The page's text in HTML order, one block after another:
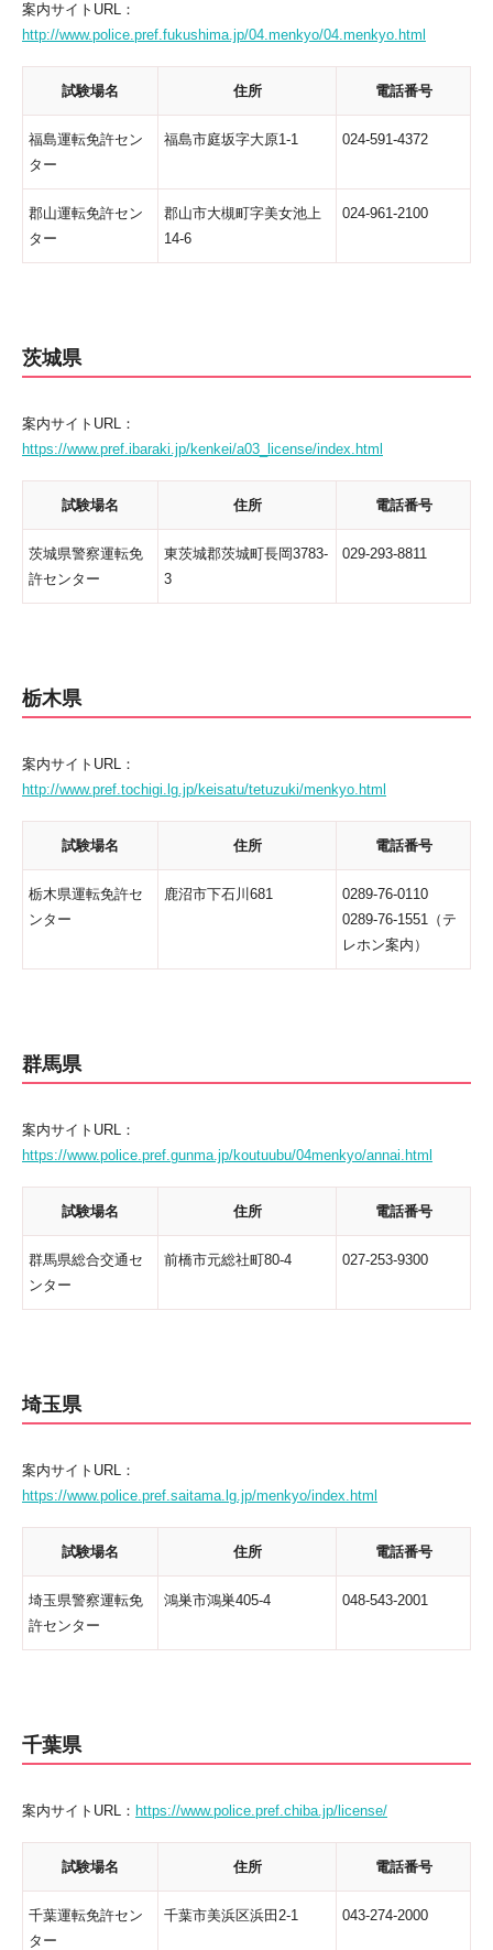
案内サイトURL：
http://www.police.pref.fukushima.jp/04.menkyo/04.menkyo.html
試験場名 住所 電話番号
福島運転免許セン
ター
福島市庭坂字大原1-1 024-591-4372
郡山運転免許セン
ター
郡山市大槻町字美女池上
14-6
024-961-2100
茨城県
案内サイトURL：
https://www.pref.ibaraki.jp/kenkei/a03_license/index.html
試験場名 住所 電話番号
茨城県警察運転免
許センター
東茨城郡茨城町長岡3783-
3
029-293-8811
栃木県
案内サイトURL：
http://www.pref.tochigi.lg.jp/keisatu/tetuzuki/menkyo.html
試験場名 住所 電話番号
栃木県運転免許セ
ンター
鹿沼市下石川681
0289-76-0110
0289-76-1551（テ
レホン案内）
群馬県
案内サイトURL：
https://www.police.pref.gunma.jp/koutuubu/04menkyo/annai.html
試験場名 住所 電話番号
群馬県総合交通セ
ンター
前橋市元総社町80-4 027-253-9300
埼玉県
案内サイトURL：
https://www.police.pref.saitama.lg.jp/menkyo/index.html
試験場名 住所 電話番号
埼玉県警察運転免
許センター
鴻巣市鴻巣405-4 048-543-2001
千葉県
案内サイトURL： https://www.police.pref.chiba.jp/license/
試験場名 住所 電話番号
千葉運転免許セン
ター
千葉市美浜区浜田2-1 043-274-2000